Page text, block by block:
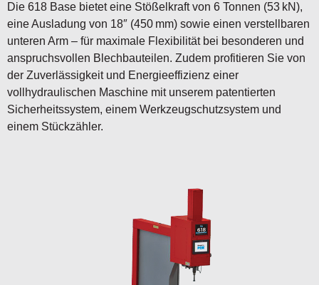
Die 618 Base bietet eine Stößelkraft von 6 Tonnen (53 kN),
eine Ausladung von 18″ (450 mm) sowie einen verstellbaren
unteren Arm – für maximale Flexibilität bei besonderen und
anspruchsvollen Blechbauteilen. Zudem profitieren Sie von
der Zuverlässigkeit und Energieeffizienz einer
vollhydraulischen Maschine mit unserem patentierten
Sicherheitssystem, einem Werkzeugschutzsystem und
einem Stückzähler.